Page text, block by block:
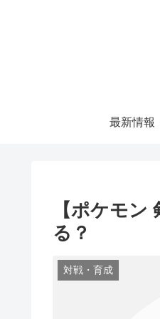
最新情報
【ポケモ
る？
対戦・育成